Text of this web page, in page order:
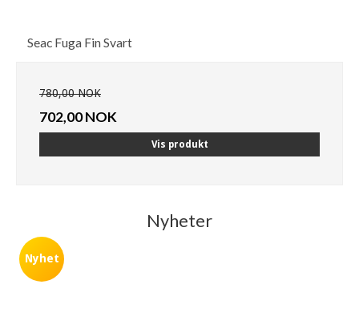
Seac Fuga Fin Svart
780,00 NOK
702,00 NOK
Vis produkt
Nyheter
Nyhet